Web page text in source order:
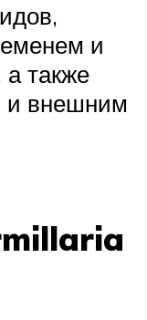
и
также
и внешним